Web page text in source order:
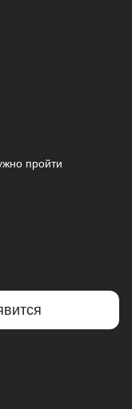
пройти